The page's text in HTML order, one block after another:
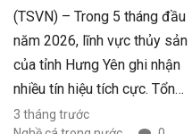
Hưng Yên
(TSVN) – Trong 5 tháng đầu
năm 2026, lĩnh vực thủy sản
của tỉnh Hưng Yên ghi nhận
nhiều tín hiệu tích cực. Tổng
giá trị sản xuất toàn ngành
3 tháng trước